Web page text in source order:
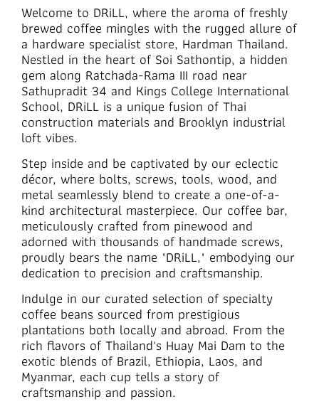
Welcome to DRiLL, where the aroma of freshly
brewed coffee mingles with the rugged allure of
a hardware specialist store, Hardman Thailand.
Nestled in the heart of Soi Sathontip, a hidden
gem along Ratchada-Rama III road near
Sathupradit 34 and Kings College International
School, DRiLL is a unique fusion of Thai
construction materials and Brooklyn industrial
loft vibes.
Step inside and be captivated by our eclectic
décor, where bolts, screws, tools, wood, and
metal seamlessly blend to create a one-of-a-
kind architectural masterpiece. Our coffee bar,
meticulously crafted from pinewood and
adorned with thousands of handmade screws,
proudly bears the name "DRiLL," embodying our
dedication to precision and craftsmanship.
Indulge in our curated selection of specialty
coffee beans sourced from prestigious
plantations both locally and abroad. From the
rich flavors of Thailand's Huay Mai Dam to the
exotic blends of Brazil, Ethiopia, Laos, and
Myanmar, each cup tells a story of
craftsmanship and passion.